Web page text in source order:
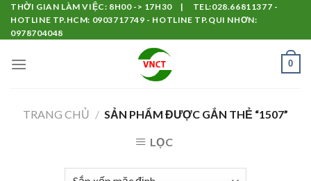
Skip
content
THỜI GIAN LÀM VIỆC: 8H00 -> 17H30 | TEL:028.66811377 -
HOTLINE TP.HCM: 0903717749 - HOTLINE TP.QUI NHƠN:
0978704048
0
TRANG CHỦ / SẢN PHẨM ĐƯỢC GẮN THẺ “1507”
LỌC